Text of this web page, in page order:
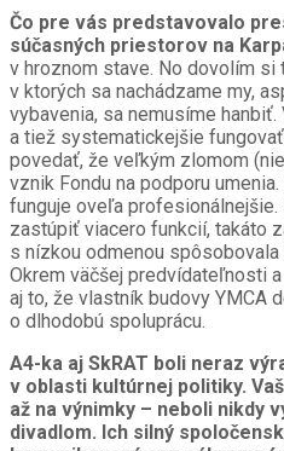
Čo pre vás predstavovalo
súčasných priestorov na
v hroznom stave. No dovolím si
v ktorých sa nachádzame my,
vybavenia, sa nemusíme
a tiež systematickejšie
povedať, že veľkým zlomom
vznik Fondu na podporu
funguje oveľa profesionálnejšie.
zastúpiť viacero funkcií, takáto
s nízkou odmenou
Okrem väčšej predvídateľnosti
aj to, že vlastník budovy YMCA
o dlhodobú spoluprácu.
A4-ka aj SkRAT boli neraz
v oblasti kultúrnej politiky.
až na výnimky – neboli nikdy
divadlom. Ich silný